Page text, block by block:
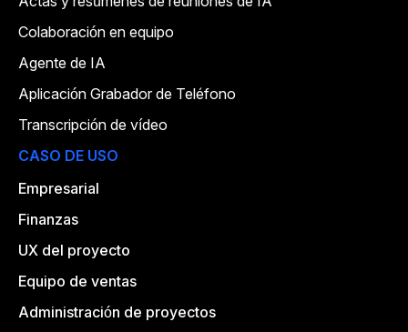
Colaboración en equipo
Agente de IA
Aplicación Grabador de Teléfono
Transcripción de vídeo
CASO DE USO
Empresarial
Finanzas
UX del proyecto
Equipo de ventas
Administración de proyectos